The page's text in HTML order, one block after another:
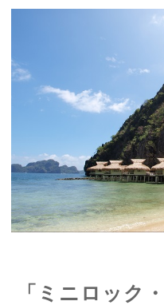
「 ミニロック